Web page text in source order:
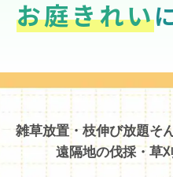
お庭きれい
雑草放置・枝伸び放題そ
遠隔地の伐採・草